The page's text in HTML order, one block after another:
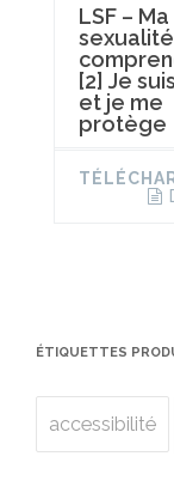
LSF – Ma
[2] Je
et je me
protège
ÉTIQUETTES
accessibilité